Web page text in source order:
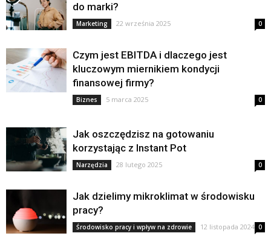
do marki?
Marketing 22 września 2025 0
Czym jest EBITDA i dlaczego jest
kluczowym miernikiem kondycji
finansowej firmy?
Biznes 5 marca 2025 0
Jak oszczędzisz na gotowaniu
korzystając z Instant Pot
Narzędzia 28 lutego 2025 0
Jak dzielimy mikroklimat w środowisku
pracy?
Środowisko pracy i wpływ na zdrowie 12 listopada 2024 0